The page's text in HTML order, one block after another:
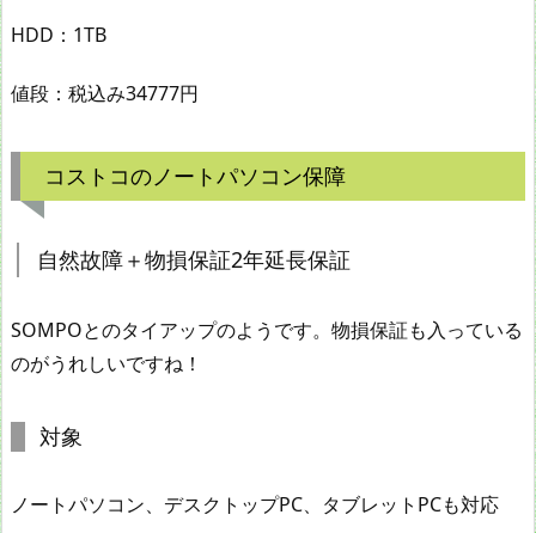
HDD：1TB
値段：税込み34777円
コストコのノートパソコン保障
自然故障＋物損保証2年延長保証
SOMPOとのタイアップのようです。物損保証も入っている
のがうれしいですね！
対象
ノートパソコン、デスクトップPC、タブレットPCも対応